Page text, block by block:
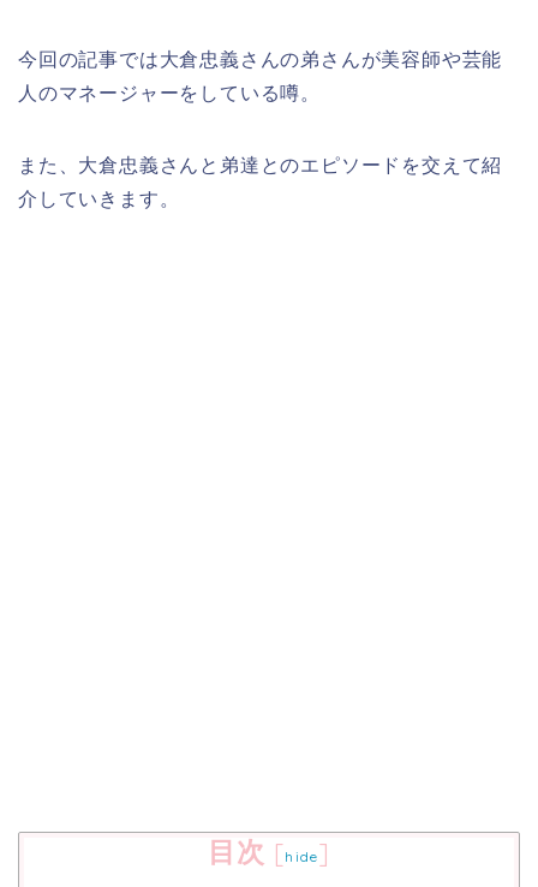
今回の記事では大倉忠義さんの弟さんが美容師や芸能
人のマネージャーをしている噂。
また、大倉忠義さんと弟達とのエピソードを交えて紹
介していきます。
目次 [hide]